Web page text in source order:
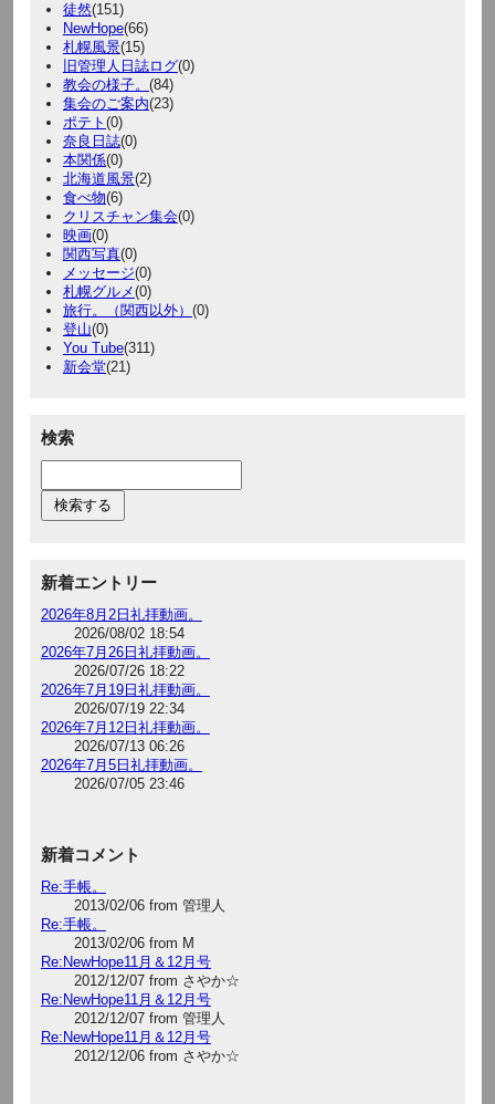
徒然(151)
NewHope(66)
札幌風景(15)
旧管理人日誌ログ(0)
教会の様子。 (84)
集会のご案内(23)
ポテト (0)
奈良日誌(0)
本関係(0)
北海道風景(2)
食べ物(6)
クリスチャン集会(0)
映画(0)
関西写真(0)
メッセージ(0)
札幌グルメ(0)
旅行。（関西以外） (0)
登山(0)
You Tube(311)
新会堂(21)
検索
新着エントリー
2026年8月2日礼拝動画。
2026/08/02 18:54
2026年7月26日礼拝動画。
2026/07/26 18:22
2026年7月19日礼拝動画。
2026/07/19 22:34
2026年7月12日礼拝動画。
2026/07/13 06:26
2026年7月5日礼拝動画。
2026/07/05 23:46
新着コメント
Re:手帳。
2013/02/06 from 管理人
Re:手帳。
2013/02/06 from M
Re:NewHope11月＆12月号
2012/12/07 from さやか☆
Re:NewHope11月＆12月号
2012/12/07 from 管理人
Re:NewHope11月＆12月号
2012/12/06 from さやか☆